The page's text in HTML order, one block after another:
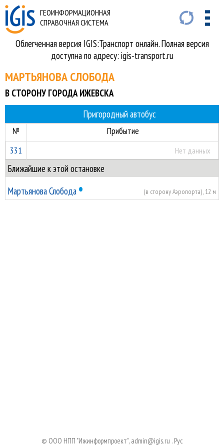
ГЕОИНФОРМАЦИОННАЯ
СПРАВОЧНАЯ СИСТЕМА
Облегченная версия IGIS:Транспорт онлайн. Полная версия
доступна по адресу: igis-transport.ru
МАРТЬЯНОВА СЛОБОДА
В СТОРОНУ ГОРОДА ИЖЕВСКА
Пригородный автобус
№
Прибытие
331
Нет данных
Ближайшие к этой остановке
Мартьянова Слобода • (в сторону Аэропорта), 12 м
© ООО НПП "Ижинформпроект", admin@igis.ru . Руc